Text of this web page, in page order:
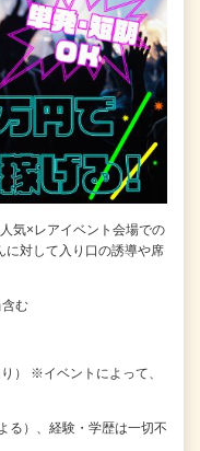
気×レアイベント会場での
に対して入り口の誘導や席
む
） ※イベントによって、
る）、経験・学歴は一切不